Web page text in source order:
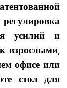
усилий и
взрослыми,
офисе или
стол для